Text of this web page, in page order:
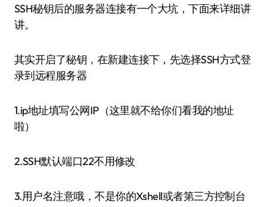
SSH秘钥后的服务器连接有一个大坑，下面来详细讲
讲。
其实开启了秘钥，在新建连接下，先选择SSH方式登
录到远程服务器
1.ip地址填写公网IP（这里就不给你们看我的地址
啦）
2.SSH默认端口22不用修改
3.用户名注意哦，不是你的Xshell或者第三方控制台